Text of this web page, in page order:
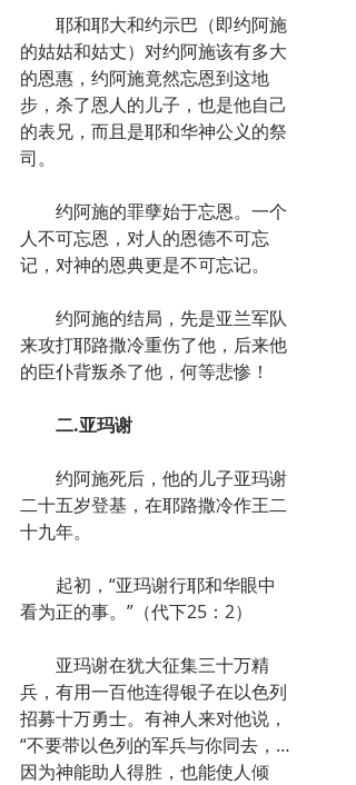
耶和耶大和约示巴（即约阿施
的姑姑和姑丈）对约阿施该有多大
的恩惠，约阿施竟然忘恩到这地
步，杀了恩人的儿子，也是他自己
的表兄，而且是耶和华神公义的祭
司。
约阿施的罪孽始于忘恩。一个
人不可忘恩，对人的恩德不可忘
记，对神的恩典更是不可忘记。
约阿施的结局，先是亚兰军队
来攻打耶路撒冷重伤了他，后来他
的臣仆背叛杀了他，何等悲惨！
二.亚玛谢
约阿施死后，他的儿子亚玛谢
二十五岁登基，在耶路撒冷作王二
十九年。
起初，“亚玛谢行耶和华眼中
看为正的事。”（代下25：2）
亚玛谢在犹大征集三十万精
兵，有用一百他连得银子在以色列
招募十万勇士。有神人来对他说，
“不要带以色列的军兵与你同去，…
因为神能助人得胜，也能使人倾